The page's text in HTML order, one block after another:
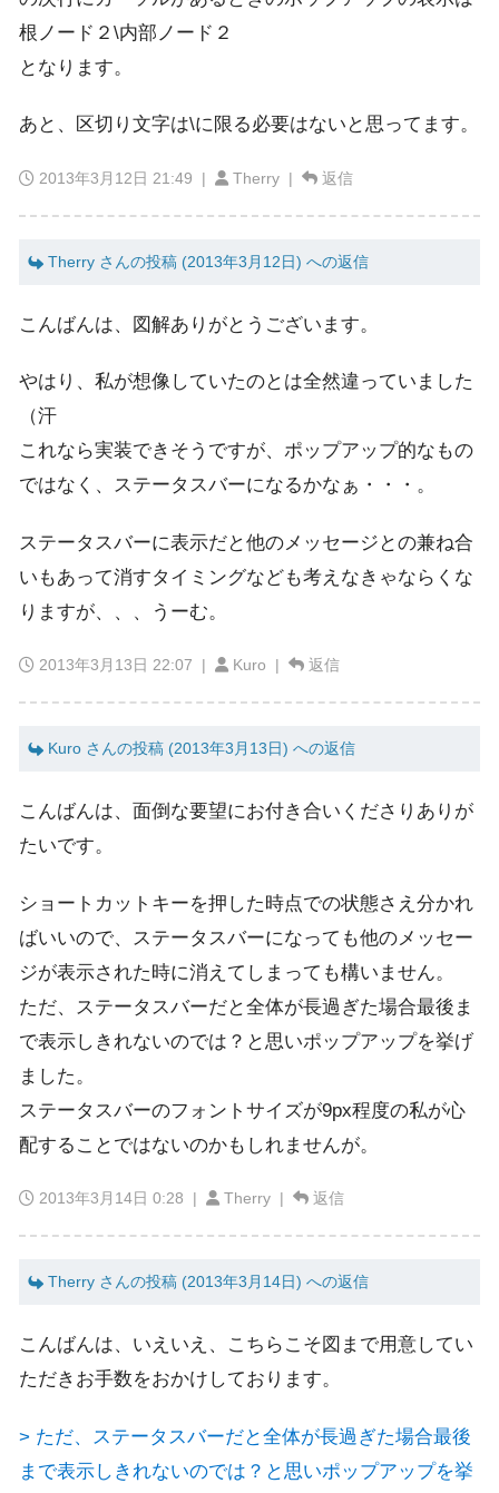
根ノード２\内部ノード２
となります。
あと、区切り文字は\に限る必要はないと思ってます。
2013年3月12日 21:49 | Therry | 返信
Therry さんの投稿 (2013年3月12日) への返信
こんばんは、図解ありがとうございます。
やはり、私が想像していたのとは全然違っていました
（汗
これなら実装できそうですが、ポップアップ的なもの
ではなく、ステータスバーになるかなぁ・・・。
ステータスバーに表示だと他のメッセージとの兼ね合
いもあって消すタイミングなども考えなきゃならくな
りますが、、、うーむ。
2013年3月13日 22:07 | Kuro | 返信
Kuro さんの投稿 (2013年3月13日) への返信
こんばんは、面倒な要望にお付き合いくださりありが
たいです。
ショートカットキーを押した時点での状態さえ分かれ
ばいいので、ステータスバーになっても他のメッセー
ジが表示された時に消えてしまっても構いません。
ただ、ステータスバーだと全体が長過ぎた場合最後ま
で表示しきれないのでは？と思いポップアップを挙げ
ました。
ステータスバーのフォントサイズが9px程度の私が心
配することではないのかもしれませんが。
2013年3月14日 0:28 | Therry | 返信
Therry さんの投稿 (2013年3月14日) への返信
こんばんは、いえいえ、こちらこそ図まで用意してい
ただきお手数をおかけしております。
> ただ、ステータスバーだと全体が長過ぎた場合最後
まで表示しきれないのでは？と思いポップアップを挙